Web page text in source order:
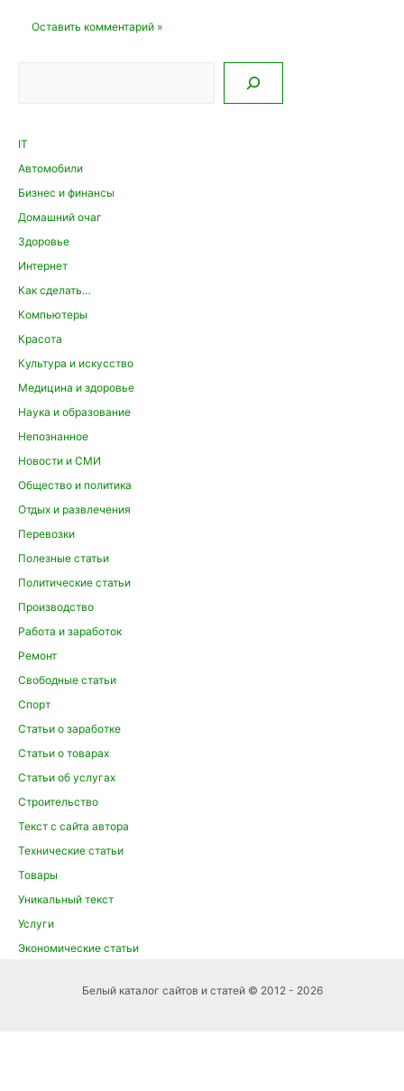
IT
Автомобили
Бизнес и финансы
Домашний очаг
Здоровье
Интернет
Как сделать…
Компьютеры
Красота
Культура и искусство
Медицина и здоровье
Наука и образование
Непознанное
Новости и СМИ
Общество и политика
Отдых и развлечения
Перевозки
Полезные статьи
Политические статьи
Производство
Работа и заработок
Ремонт
Свободные статьи
Спорт
Статьи о заработке
Статьи о товарах
Статьи об услугах
Строительство
Текст с сайта автора
Технические статьи
Товары
Уникальный текст
Услуги
Экономические статьи
Белый каталог сайтов и статей © 2012 - 2026